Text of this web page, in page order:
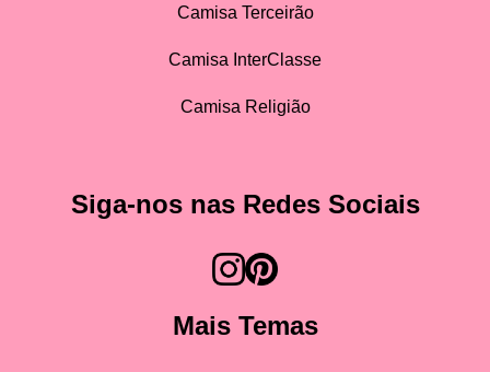
Camisa Terceirão
Camisa InterClasse
Camisa Religião
Siga-nos nas Redes Sociais
Mais Temas